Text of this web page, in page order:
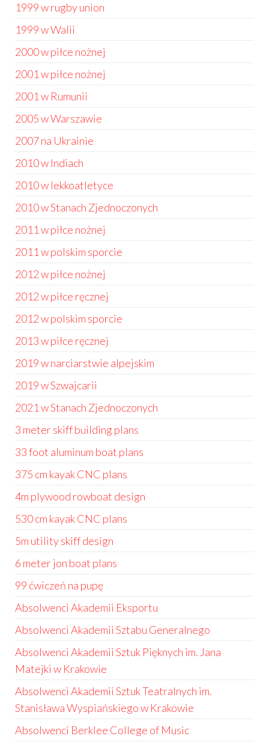
1999 w rugby union
1999 w Walii
2000 w piłce nożnej
2001 w piłce nożnej
2001 w Rumunii
2005 w Warszawie
2007 na Ukrainie
2010 w Indiach
2010 w lekkoatletyce
2010 w Stanach Zjednoczonych
2011 w piłce nożnej
2011 w polskim sporcie
2012 w piłce nożnej
2012 w piłce ręcznej
2012 w polskim sporcie
2013 w piłce ręcznej
2019 w narciarstwie alpejskim
2019 w Szwajcarii
2021 w Stanach Zjednoczonych
3 meter skiff building plans
33 foot aluminum boat plans
375 cm kayak CNC plans
4m plywood rowboat design
530 cm kayak CNC plans
5m utility skiff design
6 meter jon boat plans
99 ćwiczeń na pupę
Absolwenci Akademii Eksportu
Absolwenci Akademii Sztabu Generalnego
Absolwenci Akademii Sztuk Pięknych im. Jana
Matejki w Krakowie
Absolwenci Akademii Sztuk Teatralnych im.
Stanisława Wyspiańskiego w Krakowie
Absolwenci Berklee College of Music